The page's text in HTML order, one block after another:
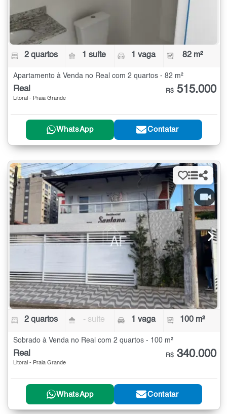
2 quartos 1 suíte 1 vaga 82 m²
Apartamento à Venda no Real com 2 quartos - 82 m²
Real
Litoral - Praia Grande
R$ 515.000
WhatsApp Contatar
2 quartos - suíte 1 vaga 100 m²
Sobrado à Venda no Real com 2 quartos - 100 m²
Real
Litoral - Praia Grande
R$ 340.000
WhatsApp Contatar